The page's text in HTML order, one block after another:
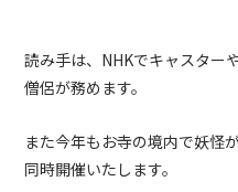
読み手は、NHKでキャスター
僧侶が務めます。
また今年もお寺の境内で妖怪
同時開催いたします。